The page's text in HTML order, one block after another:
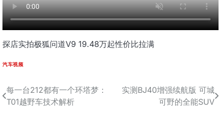
探店实拍极狐问道V9 19.48万起性价比拉满
汽车视频
文
每一台212都有一个环塔梦：
T01越野车技术解析
实测BJ40增强续航版 可城
可野的全能SUV